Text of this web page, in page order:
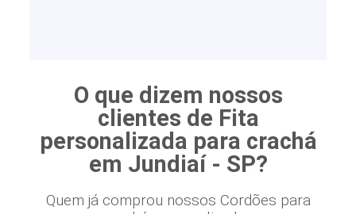
O que dizem nossos
clientes de Fita
personalizada para crachá
em Jundiaí - SP?
Quem já comprou nossos Cordões para